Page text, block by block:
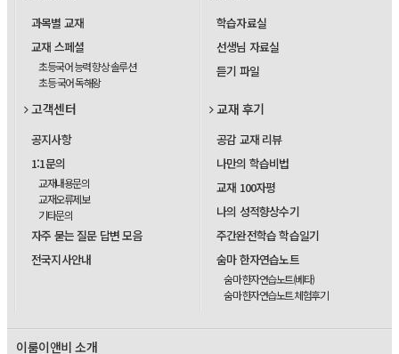
과목별 교재
교재 스페셜
초등국어 능력 향상 솔루션
초등 국어 독해왕
학습자료실
선생님 자료실
듣기 파일
고객센터
공지사항
1:1문의
교재내용문의
교재오류제보
기타문의
자주 묻는 질문 답변 모음
전국지사안내
교재 후기
공감 교재 리뷰
나만의 학습비법
교재 100자평
나의 성적향상수기
주간완전학습 학습일기
숨마 한자연습노트
숨마 한자연습노트(베타)
숨마 한자연습노트 체험후기
이룸이앤비 소개